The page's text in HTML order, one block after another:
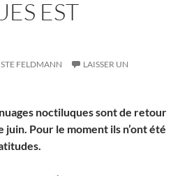
EST
FELDMANN
LAISSER UN
noctiluques sont de retour
juin. Pour le moment ils n’ont été